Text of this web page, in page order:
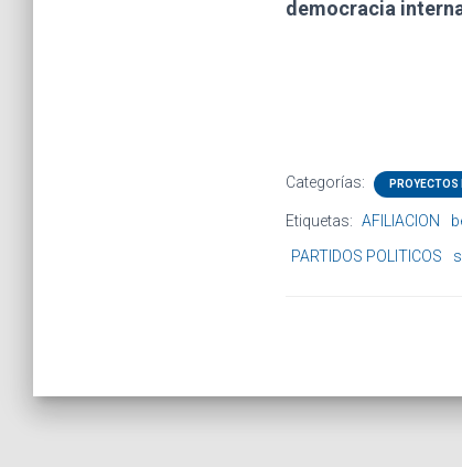
democracia
Categorías:
Etiquetas: AFILIACION
PARTIDOS POLITICOS